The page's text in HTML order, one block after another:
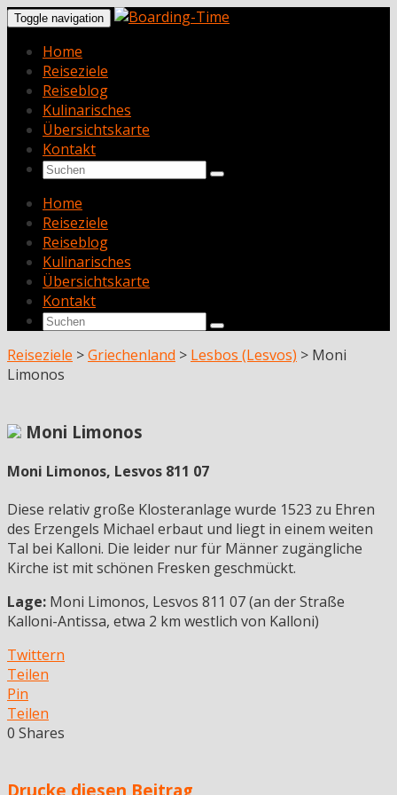
Toggle navigation
Home
Reiseziele
Reiseblog
Kulinarisches
Übersichtskarte
Kontakt
Home
Reiseziele
Reiseblog
Kulinarisches
Übersichtskarte
Kontakt
Reiseziele >Griechenland > Lesbos (Lesvos) > Moni
Limonos
Moni Limonos
Moni Limonos, Lesvos 811 07
Diese relativ große Klosteranlage wurde 1523 zu Ehren
des Erzengels Michael erbaut und liegt in einem weiten
Tal bei Kalloni. Die leider nur für Männer zugängliche
Kirche ist mit schönen Fresken geschmückt.
Lage: Moni Limonos, Lesvos 811 07 (an der Straße
Kalloni-Antissa, etwa 2 km westlich von Kalloni)
Twittern
Teilen
Pin
Teilen
0 Shares
Drucke diesen Beitrag